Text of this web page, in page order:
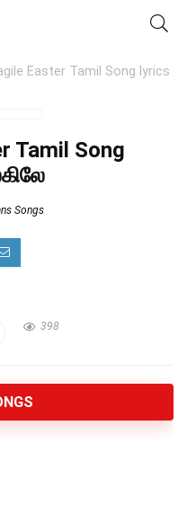
Easter Tamil Song lyrics
Tamil Song
Songs
398